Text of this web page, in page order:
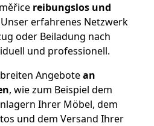
reibungslos und
erfahrenes Netzwerk
oder Beiladung nach
und professionell.
Angebotean
, wie zum Beispiel dem
Ihrer Möbel, dem
und dem Versand Ihrer